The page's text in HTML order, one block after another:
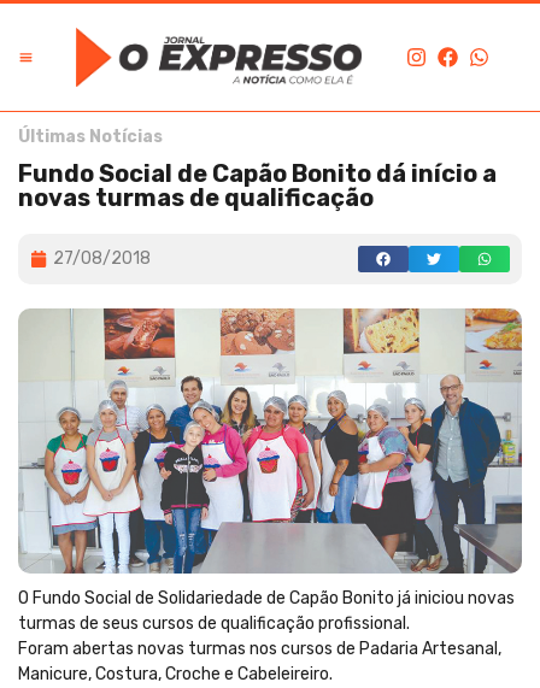
Últimas Notícias
Fundo Social de Capão Bonito dá início a
novas turmas de qualificação
27/08/2018
O Fundo Social de Solidariedade de Capão Bonito já iniciou novas
turmas de seus cursos de qualificação profissional.
Foram abertas novas turmas nos cursos de Padaria Artesanal,
Manicure, Costura, Croche e Cabeleireiro.